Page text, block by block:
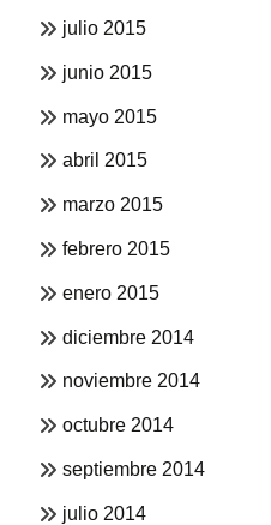
julio 2015
junio 2015
mayo 2015
abril 2015
marzo 2015
febrero 2015
enero 2015
diciembre 2014
noviembre 2014
octubre 2014
septiembre 2014
julio 2014